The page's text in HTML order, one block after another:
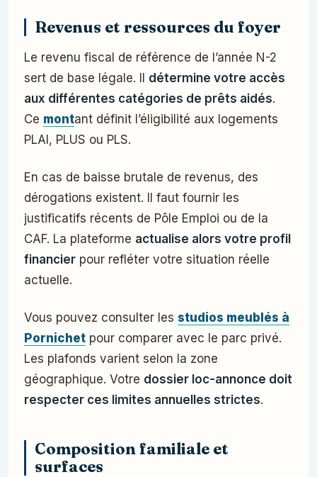
Revenus et ressources du foyer
Le revenu fiscal de référence de l’année N-2
sert de base légale. Il détermine votre accès
aux différentes catégories de prêts aidés.
Ce montant définit l’éligibilité aux logements
PLAI, PLUS ou PLS.
En cas de baisse brutale de revenus, des
dérogations existent. Il faut fournir les
justificatifs récents de Pôle Emploi ou de la
CAF. La plateforme actualise alors votre profil
financier pour refléter votre situation réelle
actuelle.
Vous pouvez consulter les studios meublés à
Pornichet pour comparer avec le parc privé.
Les plafonds varient selon la zone
géographique. Votre dossier loc-annonce doit
respecter ces limites annuelles strictes.
Composition familiale et
surfaces